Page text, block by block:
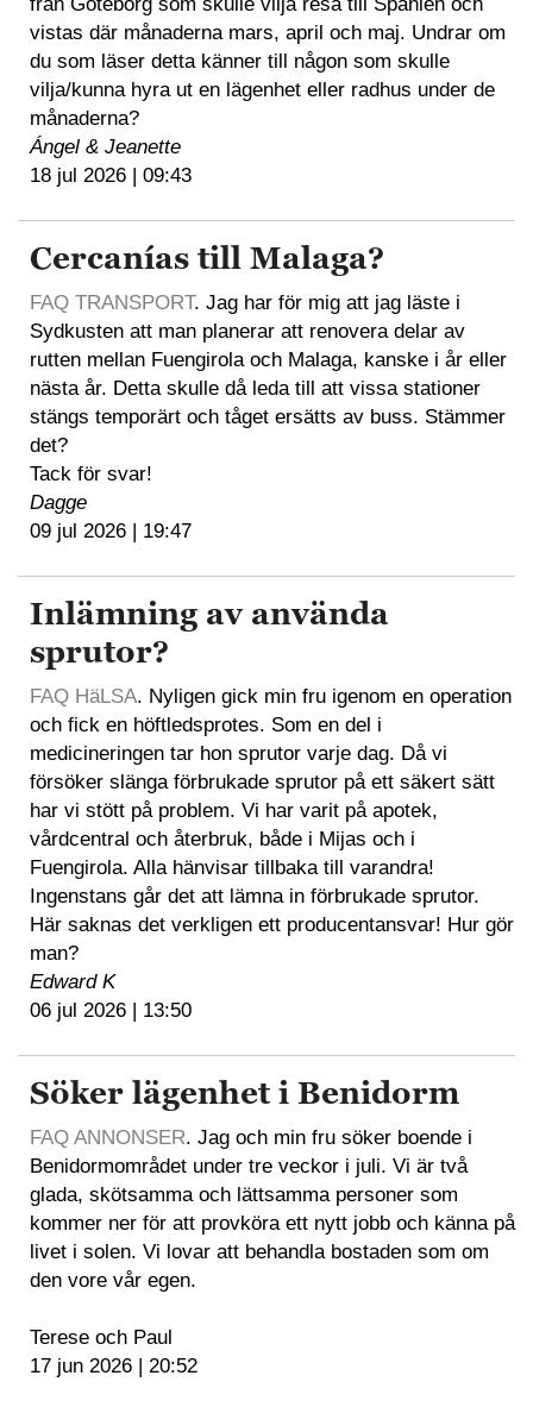
vistas där månaderna mars, april och maj. Undrar om
du som läser detta känner till någon som skulle
vilja/kunna hyra ut en lägenhet eller radhus under de
månaderna?
Ángel & Jeanette
18 jul 2026 | 09:43
Cercanías till Malaga?
FAQ TRANSPORT. Jag har för mig att jag läste i
Sydkusten att man planerar att renovera delar av
rutten mellan Fuengirola och Malaga, kanske i år eller
nästa år. Detta skulle då leda till att vissa stationer
stängs temporärt och tåget ersätts av buss. Stämmer
det?
Tack för svar!
Dagge
09 jul 2026 | 19:47
Inlämning av använda
sprutor?
FAQ HäLSA. Nyligen gick min fru igenom en operation
och fick en höftledsprotes. Som en del i
medicineringen tar hon sprutor varje dag. Då vi
försöker slänga förbrukade sprutor på ett säkert sätt
har vi stött på problem. Vi har varit på apotek,
vårdcentral och återbruk, både i Mijas och i
Fuengirola. Alla hänvisar tillbaka till varandra!
Ingenstans går det att lämna in förbrukade sprutor.
Här saknas det verkligen ett producentansvar! Hur gör
man?
Edward K
06 jul 2026 | 13:50
Söker lägenhet i Benidorm
FAQ ANNONSER. Jag och min fru söker boende i
Benidormområdet under tre veckor i juli. Vi är två
glada, skötsamma och lättsamma personer som
kommer ner för att provköra ett nytt jobb och känna på
livet i solen. Vi lovar att behandla bostaden som om
den vore vår egen.
Terese och Paul
17 jun 2026 | 20:52